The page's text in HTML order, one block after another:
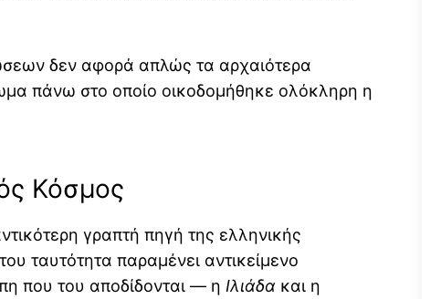
δεν αφορά απλώς τα αρχαιότερα
πάνω στο οποίο οικοδομήθηκε ολόκληρη η
Κόσμος
γραπτή πηγή της ελληνικής
ταυτότητα παραμένει αντικείμενο
που του αποδίδονται — η Ιλιάδα και η